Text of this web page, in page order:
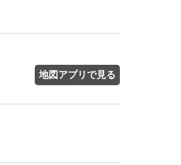
地図アプリで見る